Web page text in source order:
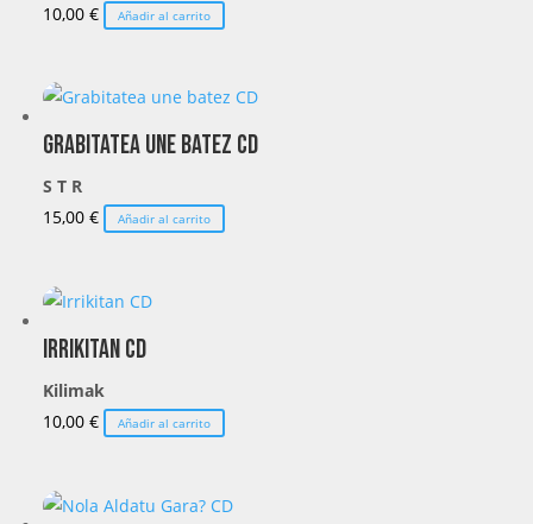
10,00€ Añadir al carrito
Grabitatea une batez CD
S T R
15,00€ Añadir al carrito
Irrikitan CD
Kilimak
10,00€ Añadir al carrito